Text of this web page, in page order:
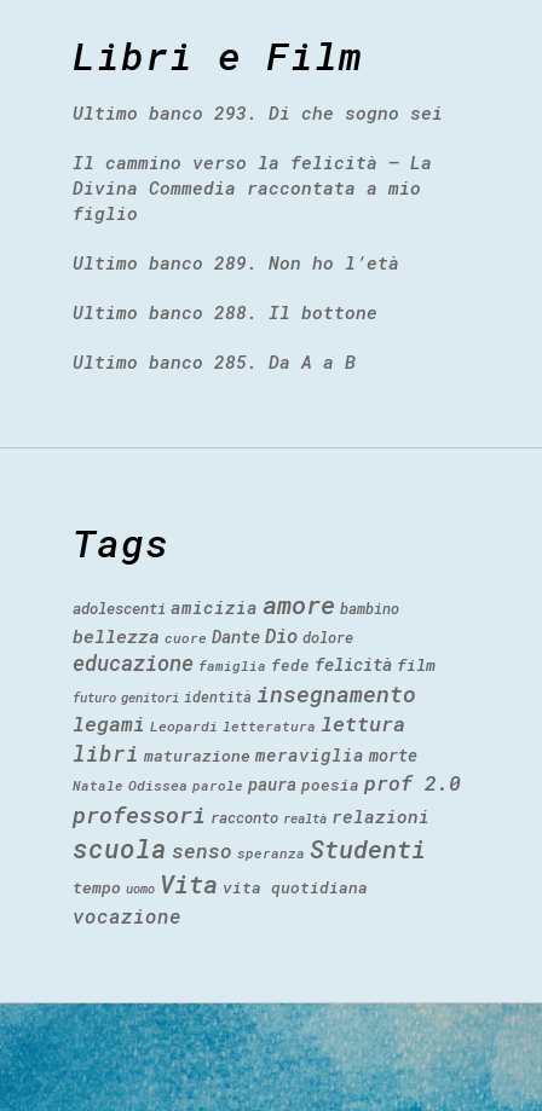
Libri e Film
Ultimo banco 293. Di che sogno sei
Il cammino verso la felicità – La
Divina Commedia raccontata a mio
figlio
Ultimo banco 289. Non ho l’età
Ultimo banco 288. Il bottone
Ultimo banco 285. Da A a B
Tags
adolescenti amicizia amore bambino
bellezza cuore Dante Dio dolore
educazione famiglia fede felicità film
futuro genitori identità insegnamento
legami Leopardi letteratura lettura
libri maturazione meraviglia morte
Natale Odissea parole paura poesia prof 2.0
professori racconto realtà relazioni
scuola senso speranza Studenti
tempo uomo Vita vita quotidiana
vocazione